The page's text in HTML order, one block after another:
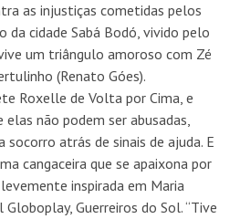
as injustiças cometidas pelos
cidade Sabá Bodó, vivido pelo
um triângulo amoroso com Zé
(Renato Góes).
Roxelle de Volta por Cima, e
não podem ser abusadas,
socorro atrás de sinais de ajuda. E
cangaceira que se apaixona por
inspirada em Maria
Guerreiros do Sol. “Tive